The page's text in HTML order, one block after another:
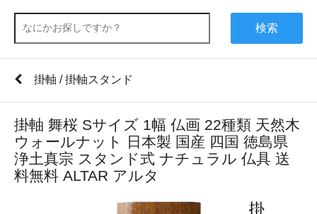
検索
掛軸 / 掛軸スタンド
掛軸 舞桜 Sサイズ 1幅 仏画 22種類 天然木
ウォールナット 日本製 国産 四国 徳島県
浄土真宗 スタンド式 ナチュラル 仏具 送
料無料 ALTAR アルタ